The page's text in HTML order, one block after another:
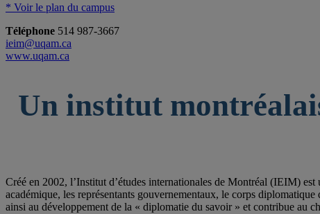
* Voir le plan du campus
Téléphone 514 987-3667
ieim@uqam.ca
www.uqam.ca
Un institut
Créé en 2002, l’Institut d’études internationales de Montréal (IEIM)
académique, les représentants gouvernementaux, le corps
ainsi au développement de la « diplomatie du savoir » et contribue au